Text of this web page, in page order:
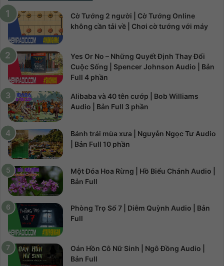
Cờ Tướng 2 người | Cờ Tướng Online
không cần tải về | Chơi cờ tướng với máy
Yes Or No – Những Quyết Định Thay Đổi
Cuộc Sống | Spencer Johnson Audio | Bản
Full 4 phần
Alibaba và 40 tên cướp | Bob Williams
Audio | Bản Full 3 phần
Bánh trái mùa xưa | Nguyễn Ngọc Tư Audio
| Bản Full 10 phần
Một Đóa Hoa Rừng | Hồ Biểu Chánh Audio |
Bản Full
Phòng Trọ Số 7 | Diễm Quỳnh Audio | Bản
Full
Oán Hồn Cô Nữ Sinh | Ngô Đồng Audio |
Bản Full